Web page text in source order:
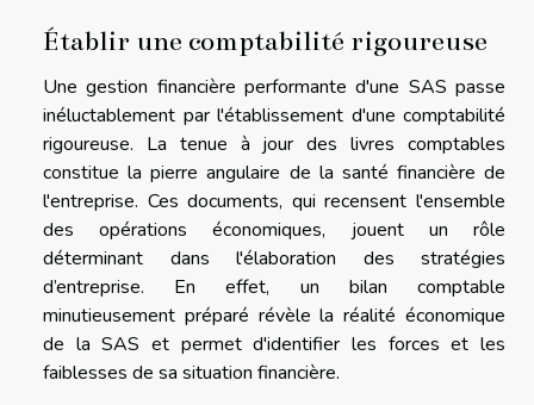
Établir une comptabilité rigoureuse
Une gestion financière performante d'une SAS passe
inéluctablement par l'établissement d'une comptabilité
rigoureuse. La tenue à jour des livres comptables
constitue la pierre angulaire de la santé financière de
l'entreprise. Ces documents, qui recensent l'ensemble
des opérations économiques, jouent un rôle
déterminant dans l'élaboration des stratégies
d’entreprise. En effet, un bilan comptable
minutieusement préparé révèle la réalité économique
de la SAS et permet d'identifier les forces et les
faiblesses de sa situation financière.